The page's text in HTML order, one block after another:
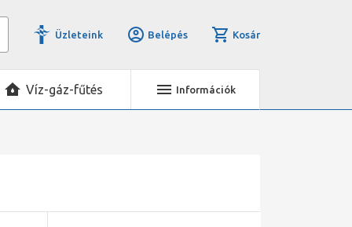
Üzleteink Belépés Kosár
Víz-gáz-fűtés Információk